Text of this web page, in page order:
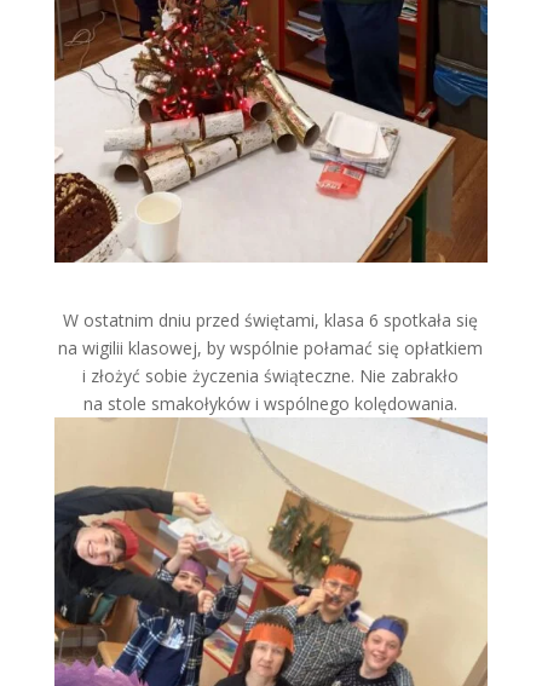
W ostatnim dniu przed świętami, klasa 6 spotkała się
na wigilii klasowej, by wspólnie połamać się opłatkiem
i złożyć sobie życzenia świąteczne. Nie zabrakło
na stole smakołyków i wspólnego kolędowania.